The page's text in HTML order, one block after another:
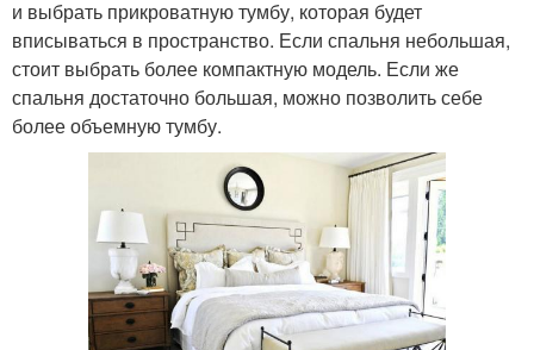
и выбрать прикроватную тумбу, которая будет
вписываться в пространство. Если спальня небольшая,
стоит выбрать более компактную модель. Если же
спальня достаточно большая, можно позволить себе
более объемную тумбу.